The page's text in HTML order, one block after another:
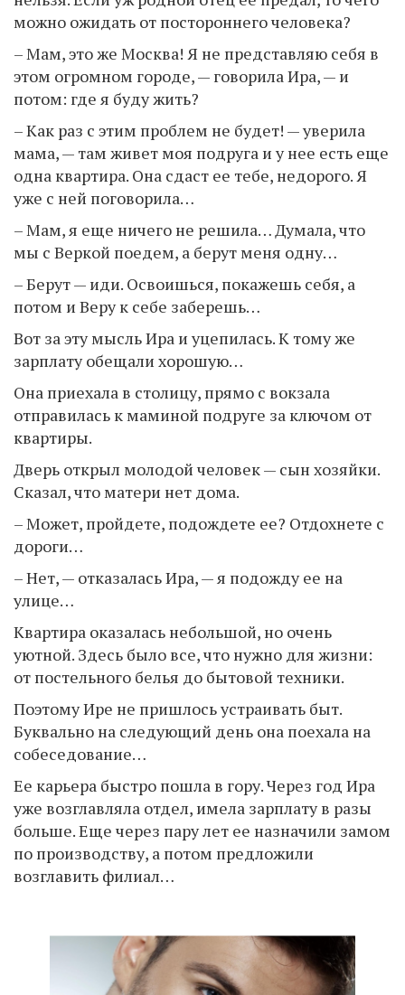
можно ожидать от постороннего человека?
– Мам, это же Москва! Я не представляю себя в
этом огромном городе, — говорила Ира, — и
потом: где я буду жить?
– Как раз с этим проблем не будет! — уверила
мама, — там живет моя подруга и у нее есть еще
одна квартира. Она сдаст ее тебе, недорого. Я
уже с ней поговорила…
– Мам, я еще ничего не решила… Думала, что
мы с Веркой поедем, а берут меня одну…
– Берут — иди. Освоишься, покажешь себя, а
потом и Веру к себе заберешь…
Вот за эту мысль Ира и уцепилась. К тому же
зарплату обещали хорошую…
Она приехала в столицу, прямо с вокзала
отправилась к маминой подруге за ключом от
квартиры.
Дверь открыл молодой человек — сын хозяйки.
Сказал, что матери нет дома.
– Может, пройдете, подождете ее? Отдохнете с
дороги…
– Нет, — отказалась Ира, — я подожду ее на
улице…
Квартира оказалась небольшой, но очень
уютной. Здесь было все, что нужно для жизни:
от постельного белья до бытовой техники.
Поэтому Ире не пришлось устраивать быт.
Буквально на следующий день она поехала на
собеседование…
Ее карьера быстро пошла в гору. Через год Ира
уже возглавляла отдел, имела зарплату в разы
больше. Еще через пару лет ее назначили замом
по производству, а потом предложили
возглавить филиал…